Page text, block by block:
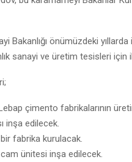
Bakanlığı önümüzdeki
sanayi ve üretim tesisleri için
çimento fabrikalarının
inşa edilecek.
fabrika kurulacak.
ünitesi inşa edilecek.